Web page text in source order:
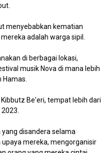
menyebabkan kematian
adalah warga sipil.
di berbagai lokasi,
musik Nova di mana lebih
Be'eri, tempat lebih dari
disandera selama
mereka, mengorganisir